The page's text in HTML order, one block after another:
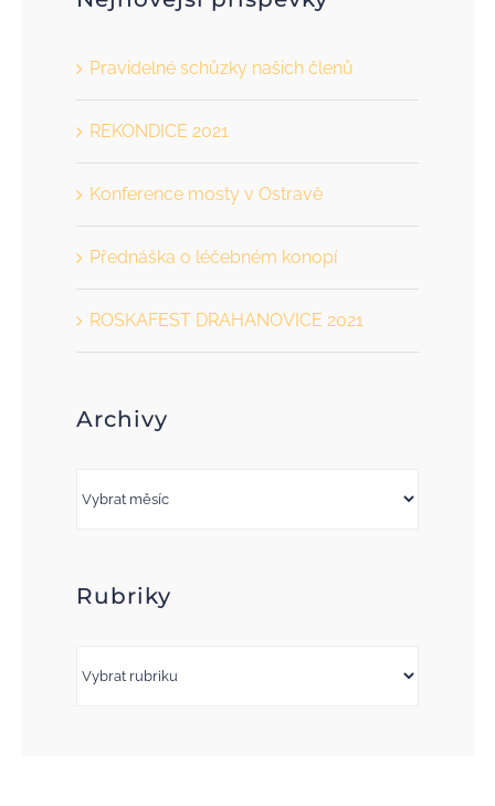
PŘISPĚT
Pravidelné schůzky našich členů
REKONDICE 2021
Konference mosty v Ostravě
Přednáška o léčebném konopí
ROSKAFEST DRAHANOVICE 2021
Archivy
Rubriky